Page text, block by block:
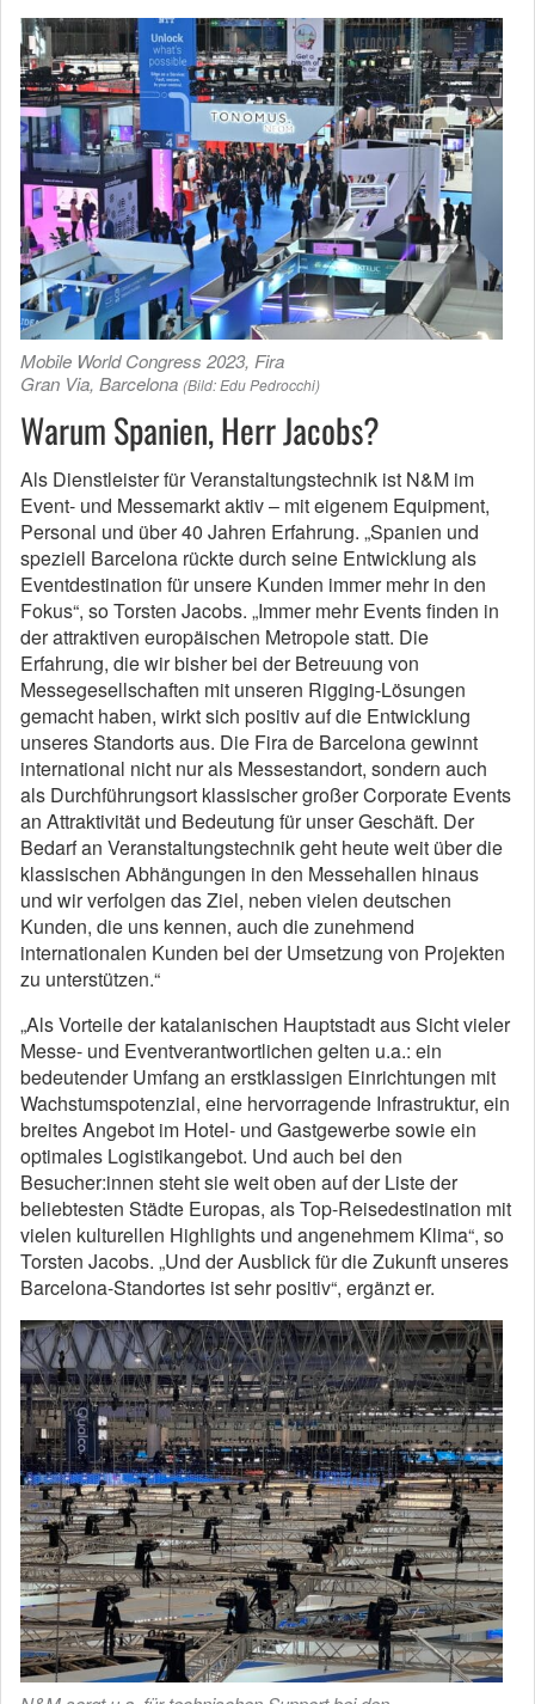
Mobile World Congress 2023, Fira
Gran Via, Barcelona (Bild: Edu Pedrocchi)
Warum Spanien, Herr Jacobs?
Als Dienstleister für Veranstaltungstechnik ist N&M im
Event- und Messemarkt aktiv – mit eigenem Equipment,
Personal und über 40 Jahren Erfahrung. „Spanien und
speziell Barcelona rückte durch seine Entwicklung als
Eventdestination für unsere Kunden immer mehr in den
Fokus“, so Torsten Jacobs. „Immer mehr Events finden in
der attraktiven europäischen Metropole statt. Die
Erfahrung, die wir bisher bei der Betreuung von
Messegesellschaften mit unseren Rigging-Lösungen
gemacht haben, wirkt sich positiv auf die Entwicklung
unseres Standorts aus. Die Fira de Barcelona gewinnt
international nicht nur als Messestandort, sondern auch
als Durchführungsort klassischer großer Corporate Events
an Attraktivität und Bedeutung für unser Geschäft. Der
Bedarf an Veranstaltungstechnik geht heute weit über die
klassischen Abhängungen in den Messehallen hinaus
und wir verfolgen das Ziel, neben vielen deutschen
Kunden, die uns kennen, auch die zunehmend
internationalen Kunden bei der Umsetzung von Projekten
zu unterstützen.“
„Als Vorteile der katalanischen Hauptstadt aus Sicht vieler
Messe- und Eventverantwortlichen gelten u.a.: ein
bedeutender Umfang an erstklassigen Einrichtungen mit
Wachstumspotenzial, eine hervorragende Infrastruktur, ein
breites Angebot im Hotel- und Gastgewerbe sowie ein
optimales Logistikangebot. Und auch bei den
Besucher:innen steht sie weit oben auf der Liste der
beliebtesten Städte Europas, als Top-Reisedestination mit
vielen kulturellen Highlights und angenehmem Klima“, so
Torsten Jacobs. „Und der Ausblick für die Zukunft unseres
Barcelona-Standortes ist sehr positiv“, ergänzt er.